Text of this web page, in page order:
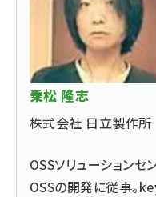
乗松 隆志
株式会社 日立製作所
OSSソリューションセ
OSSの開発に従事。